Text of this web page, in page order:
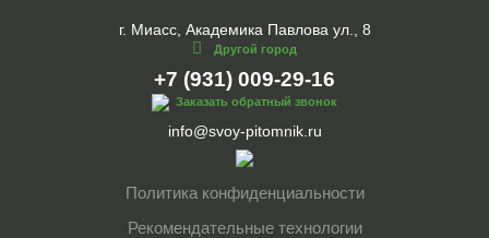
г. Миасс, Академика Павлова ул., 8
Другой город
+7 (931) 009-29-16
Заказать обратный звонок
info@svoy-pitomnik.ru
Политика конфиденциальности
Рекомендательные технологии